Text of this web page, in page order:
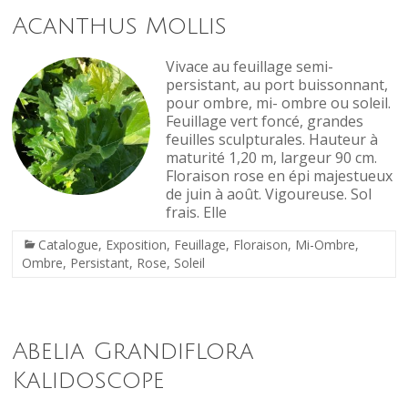
Acanthus Mollis
Vivace au feuillage semi-
persistant, au port buissonnant,
pour ombre, mi- ombre ou soleil.
Feuillage vert foncé, grandes
feuilles sculpturales. Hauteur à
maturité 1,20 m, largeur 90 cm.
Floraison rose en épi majestueux
de juin à août. Vigoureuse. Sol
frais. Elle
Catalogue, Exposition, Feuillage, Floraison, Mi-Ombre,
Ombre, Persistant, Rose, Soleil
Abelia Grandiflora
Kalidoscope